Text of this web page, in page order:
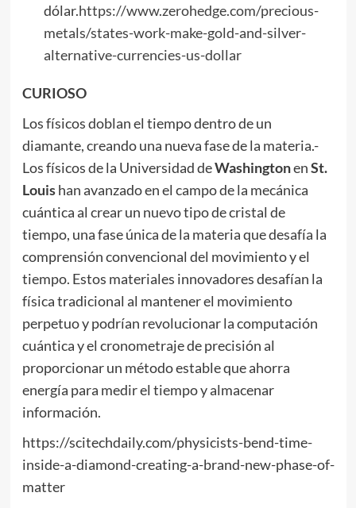
dólar.https://www.zerohedge.com/precious-
metals/states-work-make-gold-and-silver-
alternative-currencies-us-dollar
CURIOSO
Los físicos doblan el tiempo dentro de un
diamante, creando una nueva fase de la materia.-
Los físicos de la Universidad deWashingtonenSt.
Louishan avanzado en el campo de la mecánica
cuántica al crear un nuevo tipo de cristal de
tiempo, una fase única de la materia que desafía la
comprensión convencional del movimiento y el
tiempo. Estos materiales innovadores desafían la
física tradicional al mantener el movimiento
perpetuo y podrían revolucionar la computación
cuántica y el cronometraje de precisión al
proporcionar un método estable que ahorra
energía para medir el tiempo y almacenar
información.
https://scitechdaily.com/physicists-bend-time-
inside-a-diamond-creating-a-brand-new-phase-of-
matter